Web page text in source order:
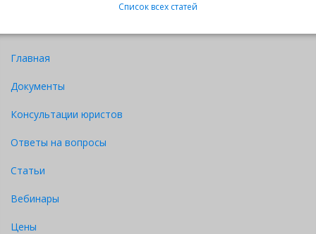
Список всех статей
Главная
Документы
Консультации юристов
Ответы на вопросы
Статьи
Вебинары
Цены